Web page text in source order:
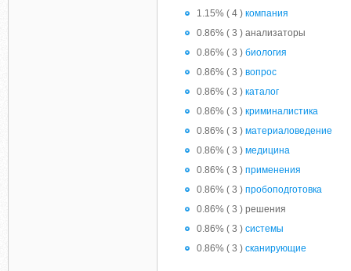
1.15% ( 4 ) компания
0.86% ( 3 ) анализаторы
0.86% ( 3 ) биология
0.86% ( 3 ) вопрос
0.86% ( 3 ) каталог
0.86% ( 3 ) криминалистика
0.86% ( 3 ) материаловедение
0.86% ( 3 ) медицина
0.86% ( 3 ) применения
0.86% ( 3 ) пробоподготовка
0.86% ( 3 ) решения
0.86% ( 3 ) системы
0.86% ( 3 ) сканирующие